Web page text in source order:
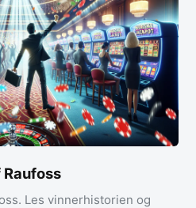
Les vinnerhistorien og